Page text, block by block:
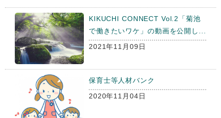
KIKUCHI CONNECT Vol.2「菊池
で働きたいワケ」の動画を公開し...
2021年11月09日
保育士等人材バンク
2020年11月04日